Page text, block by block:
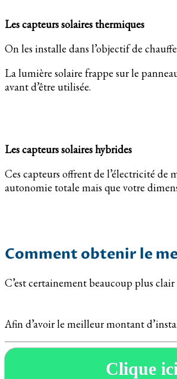
Les capteurs solaires thermiques
On les installe dans l’objectif de
La lumière solaire frappe sur le
avant d’être utilisée.
Les capteurs solaires hybrides
Ces capteurs offrent de l’électricité de
autonomie totale mais que votre
Comment obtenir le
C’est certainement beaucoup plus
Afin d’avoir le meilleur montant
Clique